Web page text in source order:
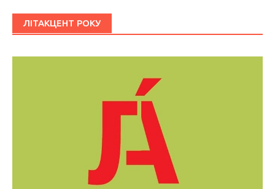
ЛІТАКЦЕНТ РОКУ